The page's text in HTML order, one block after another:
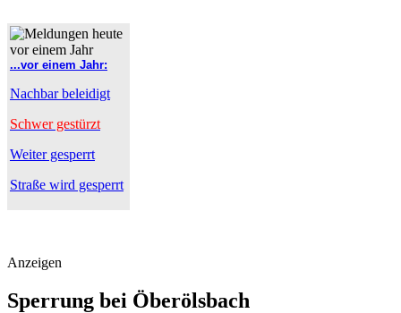
...vor einem Jahr:
Nachbar beleidigt
Schwer gestürzt
Weiter gesperrt
Straße wird gesperrt
Anzeigen
Sperrung bei Öberölsbach